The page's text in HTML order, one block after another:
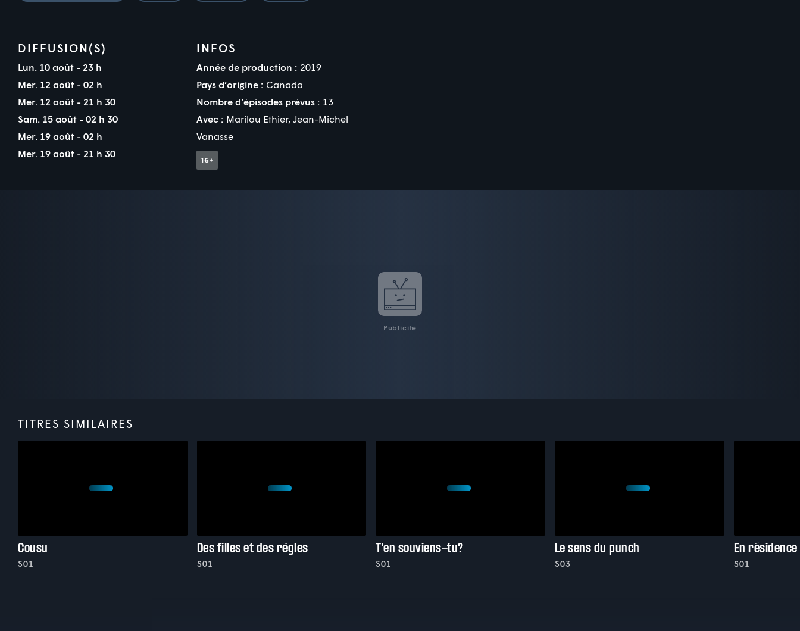
DIFFUSION(S)
Lun. 10 août - 23 h
Mer. 12 août - 02 h
Mer. 12 août - 21 h 30
Sam. 15 août - 02 h 30
Mer. 19 août - 02 h
Mer. 19 août - 21 h 30
INFOS
Année de production : 2019
Pays d’origine : Canada
Nombre d’épisodes prévus : 13
Avec : Marilou Ethier, Jean-Michel
Vanasse
Publicité
TITRES SIMILAIRES
Cousu
S01
Des filles et des règles
S01
T'en souviens-tu?
S01
Le sens du punch
S03
En résidence
S01